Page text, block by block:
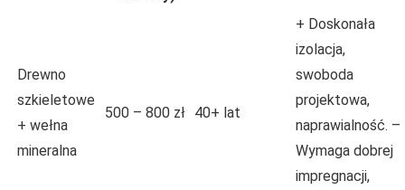
Drewno
szkieletowe
+ wełna
mineralna
500 – 800 zł 40+ lat
+ Doskonała
izolacja,
swoboda
projektowa,
naprawialność. –
Wymaga dobrej
impregnacji,